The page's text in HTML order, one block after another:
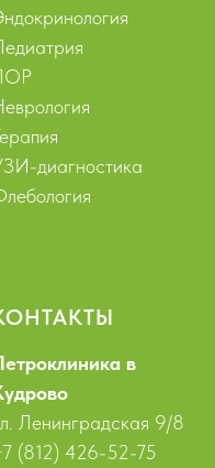
диагностика
в
Ленинградская 9/8
(812) 426-52-75